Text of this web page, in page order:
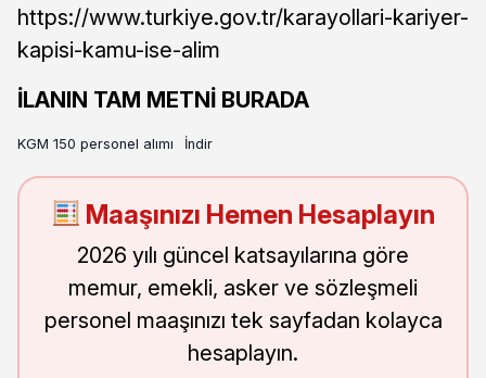
https://www.turkiye.gov.tr/karayollari-kariyer-
kapisi-kamu-ise-alim
İLANIN TAM METNİ BURADA
KGM 150 personel alımı İndir
Maaşınızı Hemen Hesaplayın
2026 yılı güncel katsayılarına göre
memur, emekli, asker ve sözleşmeli
personel maaşınızı tek sayfadan kolayca
hesaplayın.